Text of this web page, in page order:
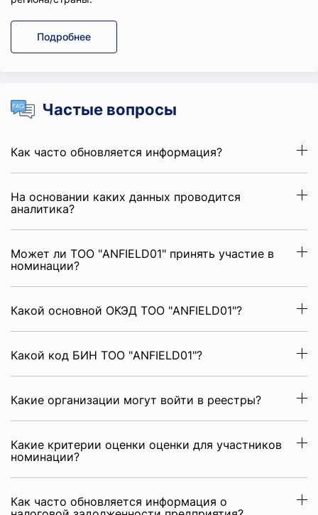
Подробнее
Частые вопросы
Как часто обновляется информация?
На основании каких данных проводится
аналитика?
Может ли ТОО "ANFIELD01" принять участие в
номинации?
Какой основной ОКЭД ТОО "ANFIELD01"?
Какой код БИН ТОО "ANFIELD01"?
Какие организации могут войти в реестры?
Какие критерии оценки оценки для участников
номинации?
Как часто обновляется информация о